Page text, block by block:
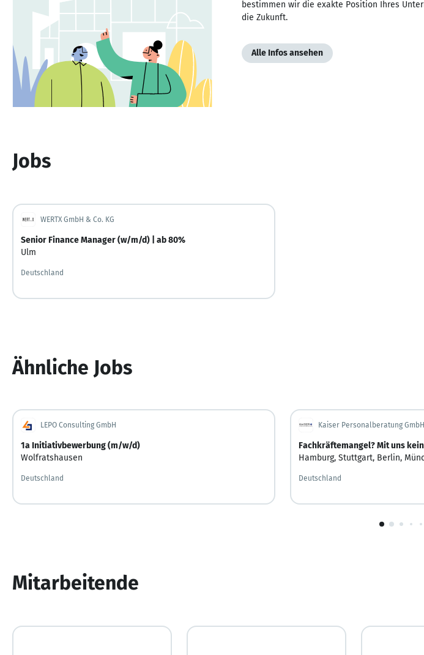
bestimmen wir die exakte Position Ihres
die Zukunft.
Alle Infos ansehen
Jobs
WERTX GmbH & Co. KG
Senior Finance Manager (w/m/d) | ab 80%
Ulm
Deutschland
Ähnliche Jobs
LEPO Consulting GmbH
1a Initiativbewerbung (m/w/d)
Wolfratshausen
Deutschland
Kaiser Personalberatung GmbH
Fachkräftemangel? Mit uns
Hamburg,Stuttgart, Berlin,
Deutschland
1
Mitarbeitende